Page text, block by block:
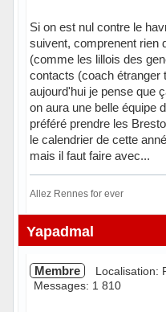
Si on est nul contre le
suivent, comprenent rien
(comme les lillois des
contacts (coach étranger
aujourd'hui je pense que
on aura une belle équipe
préféré prendre les
le calendrier de cette
mais il faut faire avec...
Allez Rennes for ever
Hors ligne
Yapadmal
Membre Localisation:
Messages: 1 810